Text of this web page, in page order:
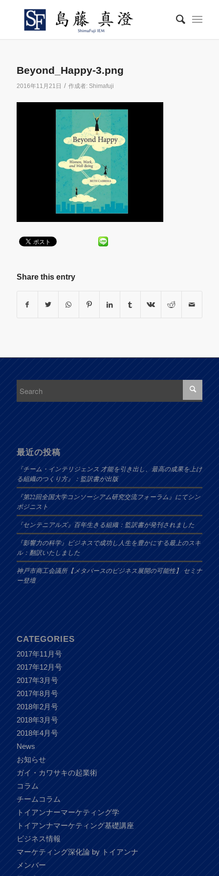
Beyond_Happy-3.png
2016年11月21日 / 作成者: Shimafuji
Share this entry
最近の投稿
『チーム・インテリジェンス 才能を引き出し、最高の成果を上げ
る組織のつくり方』：監訳書が出版
『第22回全国大学コンソーシアム研究交流フォーラム』にてシン
ポジニスト
『センテニアルズ』百年生きる組織：監訳書が発刊されました
『影響力の科学』ビジネスで成功し人生を豊かにする最上のスキ
ル：翻訳いたしました
神戸市商工会議所【メタバースのビジネス展開の可能性】 セミナ
ー登壇
CATEGORIES
2017年11月号
2017年12月号
2017年3月号
2017年8月号
2018年2月号
2018年3月号
2018年4月号
News
お知らせ
ガイ・カワサキの起業術
コラム
チームコラム
トイアンナーマーケティング学
トイアンナマーケティング基礎講座
ビジネス情報
マーケティング深化論 by トイアンナ
メンバー